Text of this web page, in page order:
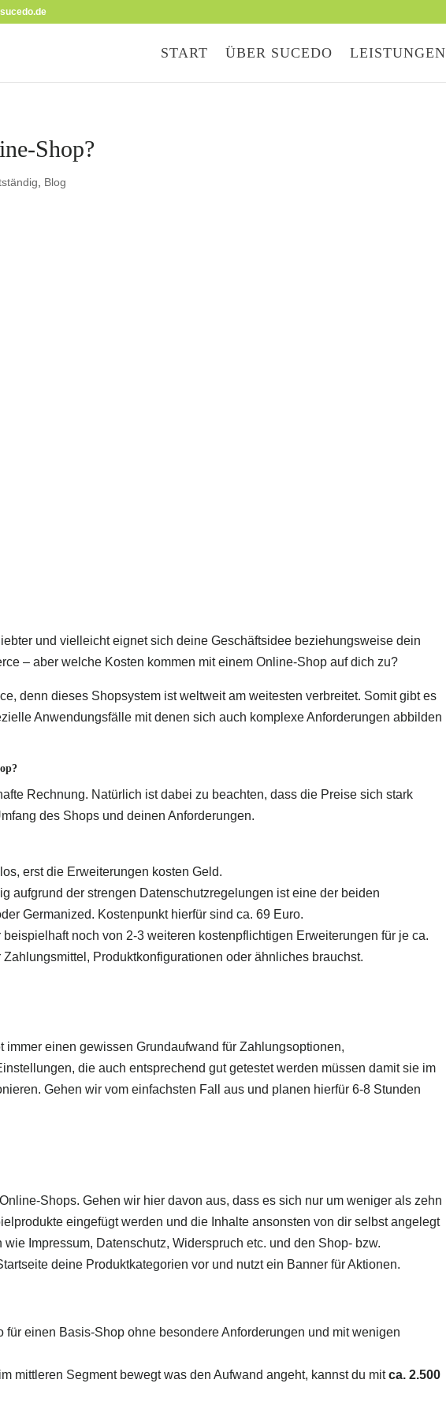
START ÜBER SUCEDO LEISTUNGEN
Shop?
Blog
und vielleicht eignet sich deine Geschäftsidee beziehungsweise dein
– aber welche Kosten kommen mit einem Online-Shop auf dich zu?
denn dieses Shopsystem ist weltweit am weitesten verbreitet. Somit gibt es
Anwendungsfälle mit denen sich auch komplexe Anforderungen abbilden
Rechnung. Natürlich ist dabei zu beachten, dass die Preise sich stark
des Shops und deinen Anforderungen.
erst die Erweiterungen kosten Geld.
aufgrund der strengen Datenschutzregelungen ist eine der beiden
Germanized. Kostenpunkt hierfür sind ca. 69 Euro.
noch von 2-3 weiteren kostenpflichtigen Erweiterungen für je ca.
Produktkonfigurationen oder ähnliches brauchst.
immer einen gewissen Grundaufwand für Zahlungsoptionen,
die auch entsprechend gut getestet werden müssen damit sie im
Gehen wir vom einfachsten Fall aus und planen hierfür 6-8 Stunden
Shops. Gehen wir hier davon aus, dass es sich nur um weniger als zehn
eingefügt werden und die Inhalte ansonsten von dir selbst angelegt
Impressum, Datenschutz, Widerspruch etc. und den Shop- bzw.
deine Produktkategorien vor und nutzt ein Banner für Aktionen.
für einen Basis-Shop ohne besondere Anforderungen und mit wenigen
mittleren Segment bewegt was den Aufwand angeht, kannst du mitca. 2.500